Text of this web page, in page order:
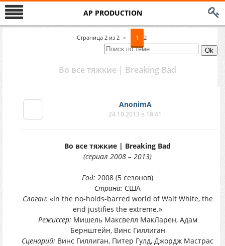
AP PRODUCTION
Страница 2 из 2 « 1 2
Во все тяжкие | Breaking Bad
AnonimA
24.10.2013 в 18:41
Во все тяжкие | Breaking Bad
(сериал 2008 – 2013)
Год: 2008 (5 сезонов)
Страна: США
Слоган: «In the no-holds-barred world of Walt White, the
end justifies the extreme.»
Режиссер: Мишель Максвелл МакЛарен, Адам
Бернштейн, Винс Гиллиган
Сценарий: Винс Гиллиган, Питер Гулд, Джордж Мастрас